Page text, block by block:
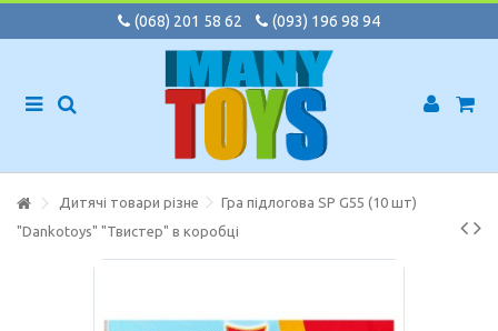
(068) 201 58 62 (093) 196 98 94
Дитячі товари різне
Гра підлогова SP G55 (10 шт)
"Dankotoys" "Твистер" в коробці